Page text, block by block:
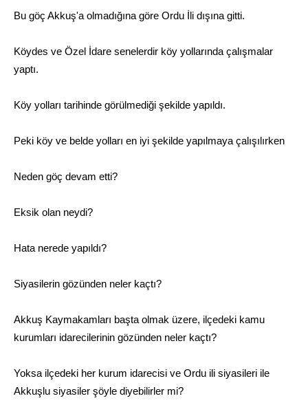
Bu göç Akkuş'a olmadığına göre Ordu İli dışına gitti.
Köydes ve Özel İdare senelerdir köy yollarında çalışmalar
yaptı.
Köy yolları tarihinde görülmediği şekilde yapıldı.
Peki köy ve belde yolları en iyi şekilde yapılmaya çalışılırken
Neden göç devam etti?
Eksik olan neydi?
Hata nerede yapıldı?
Siyasilerin gözünden neler kaçtı?
Akkuş Kaymakamları başta olmak üzere, ilçedeki kamu
kurumları idarecilerinin gözünden neler kaçtı?
Yoksa ilçedeki her kurum idarecisi ve Ordu ili siyasileri ile
Akkuşlu siyasiler şöyle diyebilirler mi?